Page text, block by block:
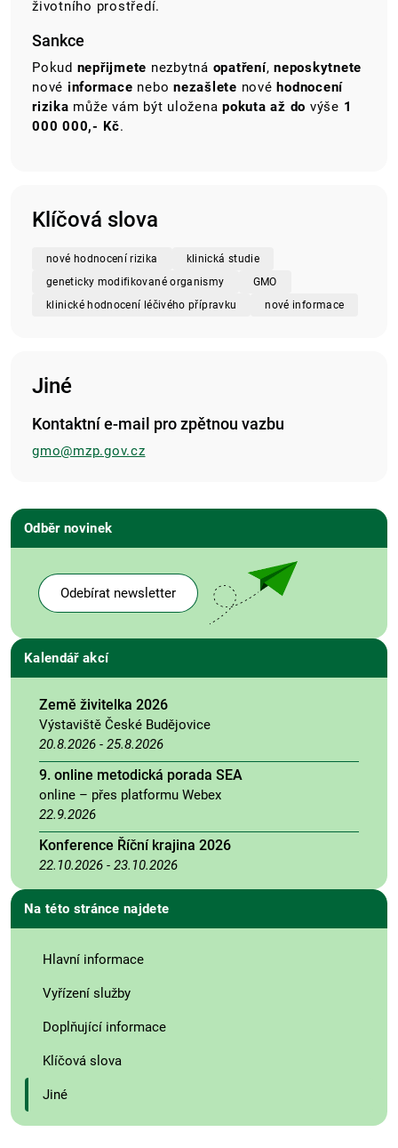
životního prostředí.
Sankce
Pokud nepřijmete nezbytná opatření, neposkytnete
nové informace nebo nezašlete novéhodnocení
rizika může vám být uložena pokuta až do výše 1
000 000,- Kč.
Klíčová slova
nové hodnocení rizika
klinická studie
geneticky modifikované organismy
GMO
klinické hodnocení léčivého přípravku
nové informace
Jiné
Kontaktní e-mail pro zpětnou vazbu
gmo@mzp.gov.cz
Odběr novinek
Odebírat newsletter
Kalendář akcí
Země živitelka 2026
Výstaviště České Budějovice
20.8.2026 - 25.8.2026
9. online metodická porada SEA
online – přes platformu Webex
22.9.2026
Konference Říční krajina 2026
22.10.2026 - 23.10.2026
Na této stránce najdete
Hlavní informace
Vyřízení služby
Doplňující informace
Klíčová slova
Jiné